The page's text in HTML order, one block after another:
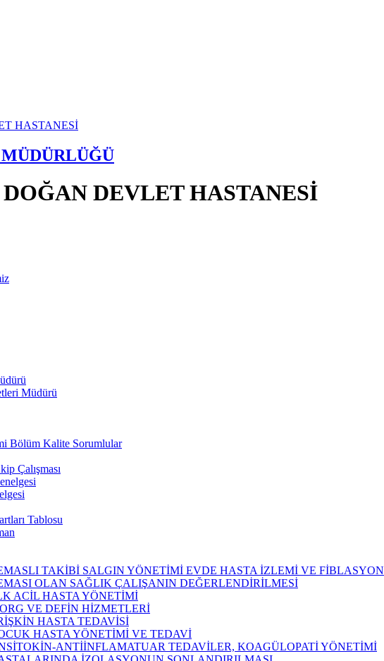
DEVLET HASTANESİ
Müdürü
Bölüm Kalite Sorumlular
Çalışması
Tablosu
TAKİBİ SALGIN YÖNETİMİ EVDE HASTA İZLEMİ VE FİBLASYON
OLAN SAĞLIK ÇALIŞANIN DEĞERLENDİRİLMESİ
ACİL HASTA YÖNETİMİ
VE DEFİN HİZMETLERİ
HASTA TEDAVİSİ
HASTA YÖNETİMİ VE TEDAVİ
ANTİİNFLAMATUAR TEDAVİLER, KOAGÜLOPATİ YÖNETİMİ